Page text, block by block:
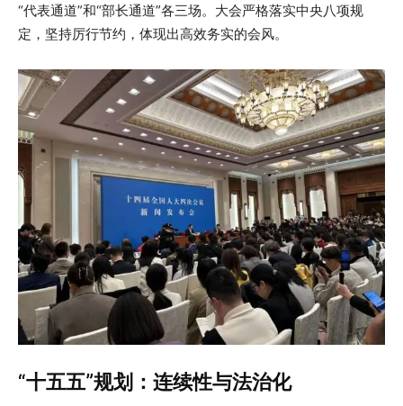
“代表通道”和“部长通道”各三场。大会严格落实中央八项规
定，坚持厉行节约，体现出高效务实的会风。
“十五五”规划：连续性与法治化